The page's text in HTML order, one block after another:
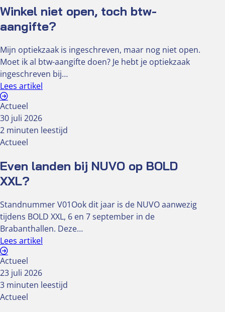
Winkel niet open, toch btw-
aangifte?
Mijn optiekzaak is ingeschreven, maar nog niet open.
Moet ik al btw-aangifte doen? Je hebt je optiekzaak
ingeschreven bij…
Lees artikel
Actueel
30 juli 2026
2 minuten leestijd
Actueel
Even landen bij NUVO op BOLD
XXL?
Standnummer V01Ook dit jaar is de NUVO aanwezig
tijdens BOLD XXL, 6 en 7 september in de
Brabanthallen. Deze…
Lees artikel
Actueel
23 juli 2026
3 minuten leestijd
Actueel